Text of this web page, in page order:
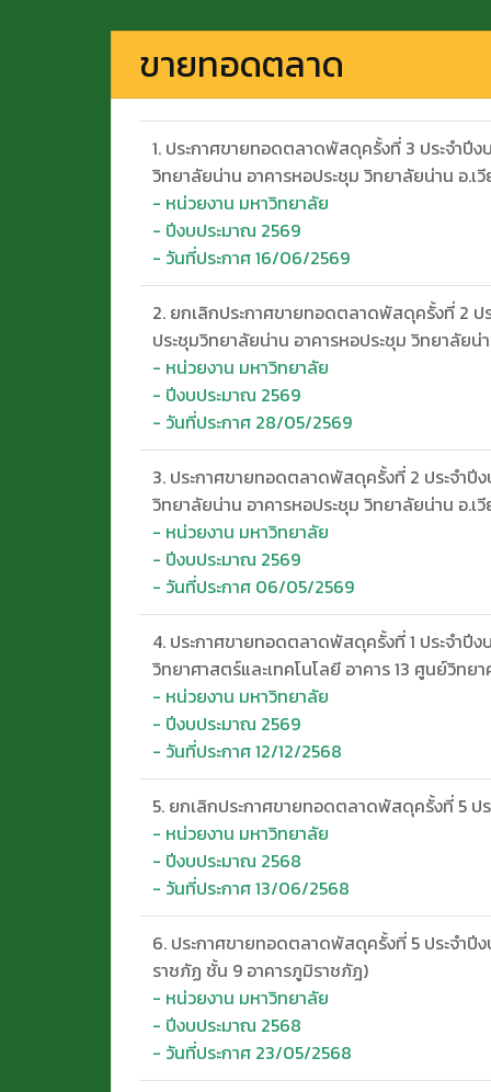
ขายทอดตลาด
1. ประกาศขายทอดตลาดพัสดุครั้งที่ 3 ประจำปี
วิทยาลัยน่าน อาคารหอประชุม วิทยาลัยน่าน อ.เ
- หน่วยงาน มหาวิทยาลัย
- ปีงบประมาณ 2569
- วันที่ประกาศ 16/06/2569
2. ยกเลิกประกาศขายทอดตลาดพัสดุครั้งที่ 2 ป
ประชุมวิทยาลัยน่าน อาคารหอประชุม วิทยาลัยน่
- หน่วยงาน มหาวิทยาลัย
- ปีงบประมาณ 2569
- วันที่ประกาศ 28/05/2569
3. ประกาศขายทอดตลาดพัสดุครั้งที่ 2 ประจำปี
วิทยาลัยน่าน อาคารหอประชุม วิทยาลัยน่าน อ.เ
- หน่วยงาน มหาวิทยาลัย
- ปีงบประมาณ 2569
- วันที่ประกาศ 06/05/2569
4. ประกาศขายทอดตลาดพัสดุครั้งที่ 1 ประจำปี
วิทยาศาสตร์และเทคโนโลยี อาคาร 13 ศูนย์วิทย
- หน่วยงาน มหาวิทยาลัย
- ปีงบประมาณ 2569
- วันที่ประกาศ 12/12/2568
5. ยกเลิกประกาศขายทอดตลาดพัสดุครั้งที่ 5 ป
- หน่วยงาน มหาวิทยาลัย
- ปีงบประมาณ 2568
- วันที่ประกาศ 13/06/2568
6. ประกาศขายทอดตลาดพัสดุครั้งที่ 5 ประจำปี
ราชภัฏ ชั้น 9 อาคารภูมิราชภัฎ)
- หน่วยงาน มหาวิทยาลัย
- ปีงบประมาณ 2568
- วันที่ประกาศ 23/05/2568